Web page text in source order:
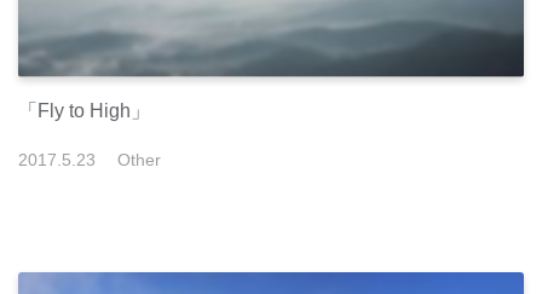
「Fly to High」
2017 5 23 Other